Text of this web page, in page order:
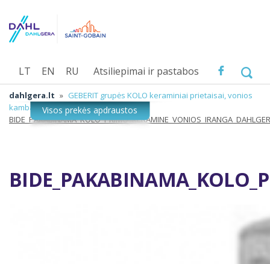
Atsiliepimai ir pastabos
LT EN RU
dahlgera.lt » GEBERIT grupės KOLO keraminiai prietaisai, vonios
kambario įranga »